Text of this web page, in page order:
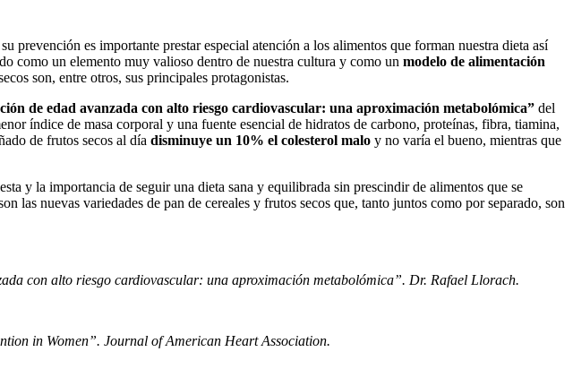
prevención es importante prestar especial atención a los alimentos que forman nuestra dieta así
como un elemento muy valioso dentro de nuestra cultura y como un modelo de alimentación
son, entre otros, sus principales protagonistas.
de edad avanzada con alto riesgo cardiovascular: una aproximación metabolómica” del
índice de masa corporal y una fuente esencial de hidratos de carbono, proteínas, fibra, tiamina,
de frutos secos al día disminuye un 10% el colesterol malo y no varía el bueno, mientras que
y la importancia de seguir una dieta sana y equilibrada sin prescindir de alimentos que se
las nuevas variedades de pan de cereales y frutos secos que, tanto juntos como por separado, son
con alto riesgo cardiovascular: una aproximación metabolómica”. Dr. Rafael Llorach.
in Women”. Journal of American Heart Association.